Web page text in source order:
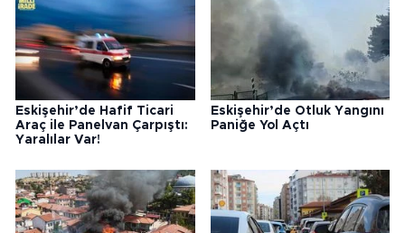
Eskişehir’de Hafif Ticari
Araç ile Panelvan Çarpıştı:
Yaralılar Var!
Eskişehir’de Otluk Yangını
Paniğe Yol Açtı